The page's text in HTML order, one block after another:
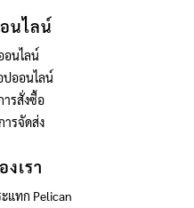
นไลน์
อนไลน์
ปออนไลน์
ารสั่งซื้อ
ารจัดส่ง
เรา
แทก Pelican